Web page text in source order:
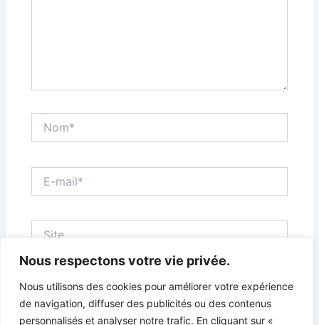
Nous respectons votre vie privée.
Nous utilisons des cookies pour améliorer votre expérience
de navigation, diffuser des publicités ou des contenus
personnalisés et analyser notre trafic. En cliquant sur «
mail*
Enregistrer mon nom, mon e-mail et mon site dans
le navigateur pour mon prochain commentaire.